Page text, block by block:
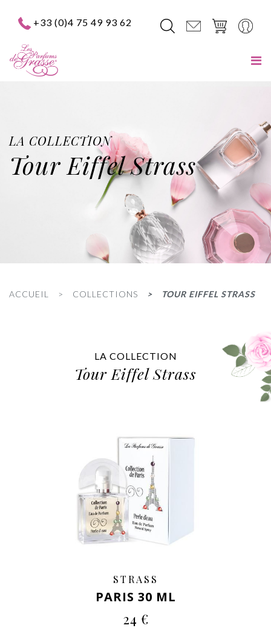
+33 (0)4 75 49 93 62
LA COLLECTION
Tour Eiffel Strass
ACCUEIL COLLECTIONS TOUR EIFFEL STRASS
LA COLLECTION
Tour Eiffel Strass
STRASS
PARIS 30 ML
24 €